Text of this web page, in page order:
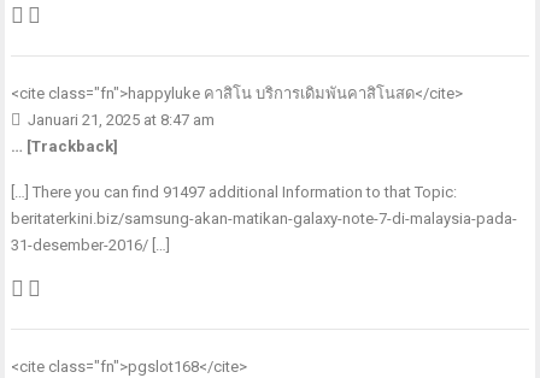
<cite class="fn">happyluke คาสิโน บริการเดิมพันคาสิโนสด</cite>
Januari 21, 2025 at 8:47 am
… [Trackback]
[…] There you can find 91497 additional Information to that Topic:
beritaterkini.biz/samsung-akan-matikan-galaxy-note-7-di-malaysia-pada-
31-desember-2016/ […]
<cite class="fn">pgslot168</cite>